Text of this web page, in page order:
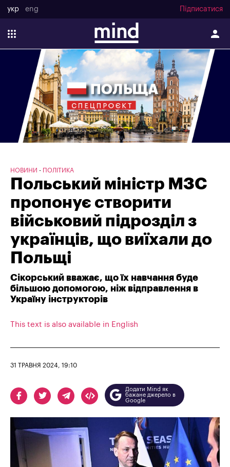
укр eng Підписатися
НОВИНИ ПОЛІТИКА
Польський міністр МЗС
пропонує створити
військовий підрозділ з
українців, що виїхали до
Польщі
Сікорський вважає, що їх навчання буде
більшою допомогою, ніж відправлення в
Україну інструкторів
This text is also available in English
31 ТРАВНЯ 2024, 19:10
Додати Mind як
бажане джерело в
Google